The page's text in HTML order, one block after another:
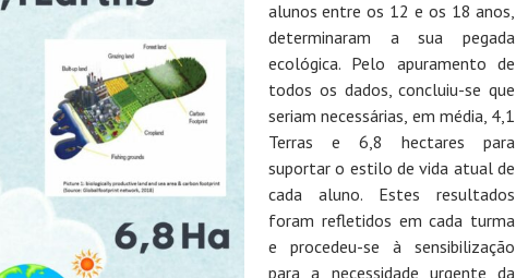
alunos entre os 12 e os 18 anos,
determinaram a sua pegada
ecológica. Pelo apuramento de
todos os dados, concluiu-se que
seriam necessárias, em média, 4,1
Terras e 6,8 hectares para
suportar o estilo de vida atual de
cada aluno. Estes resultados
foram refletidos em cada turma
e procedeu-se à sensibilização
para a necessidade urgente da